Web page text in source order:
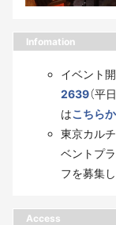
Infomation
イベント
2639（平
はこちら
東京カル
ベントプ
フを募集し
Access